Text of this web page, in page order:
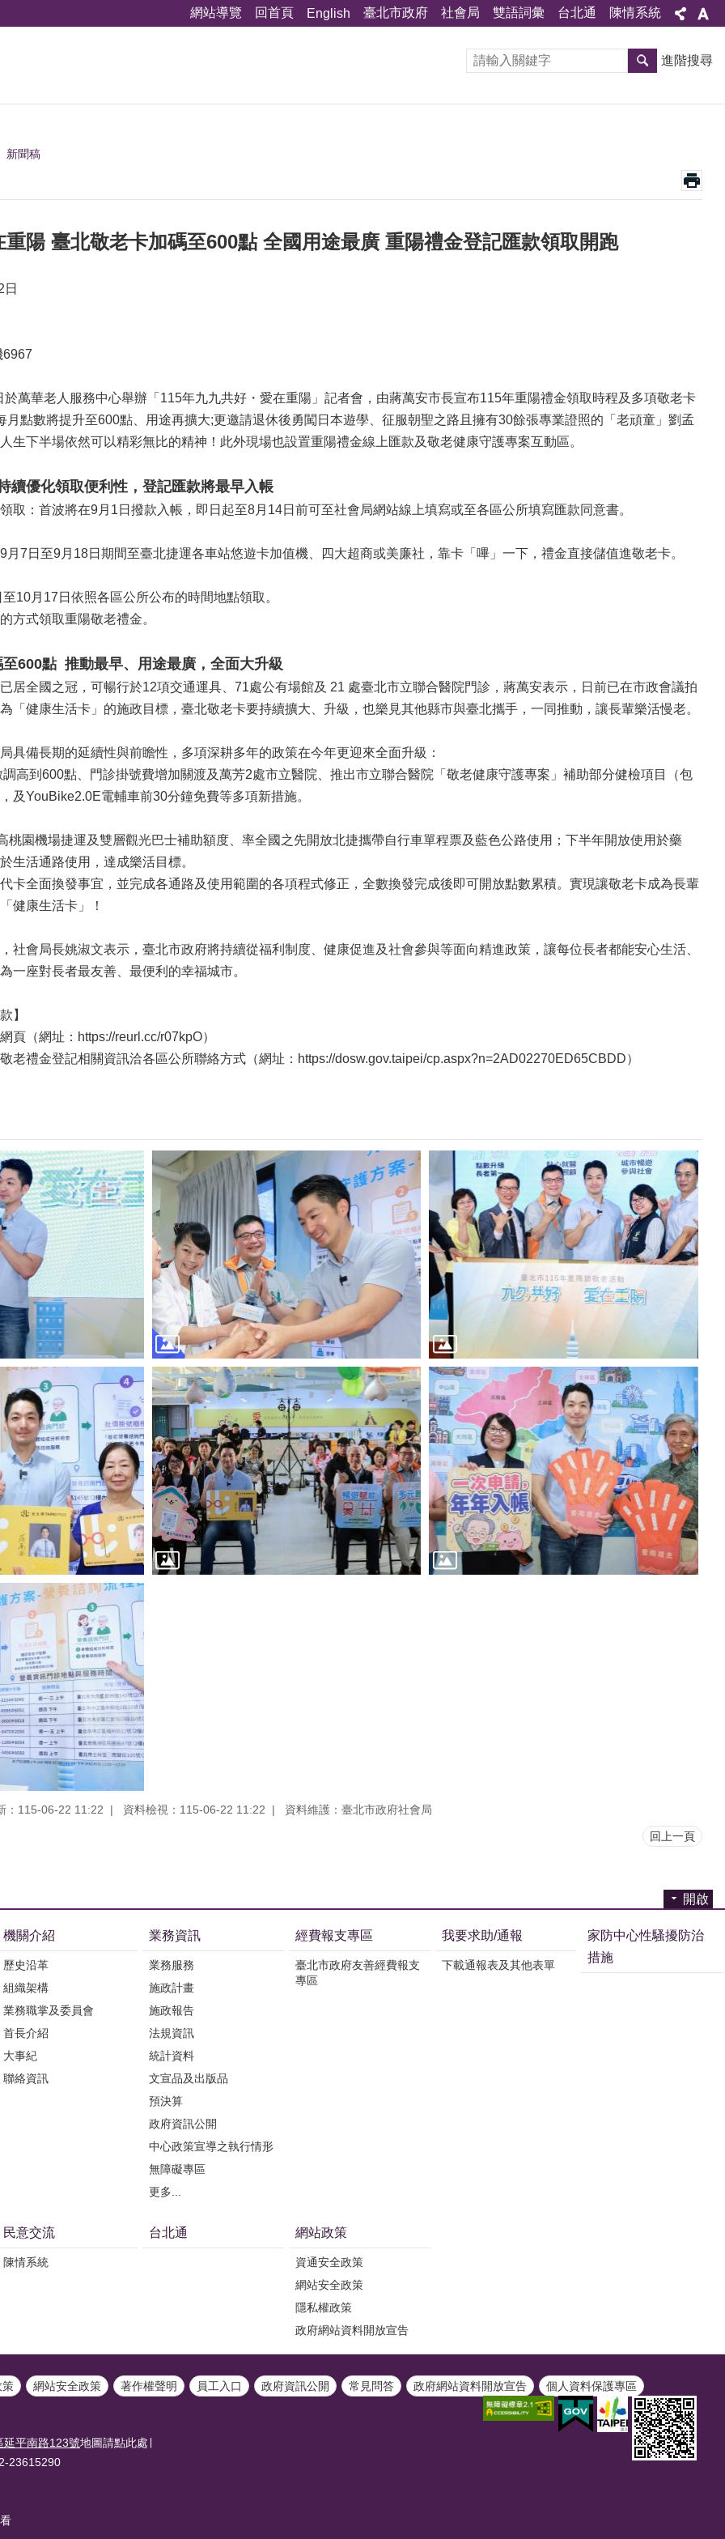
網站導覽 回首頁 English 臺北市政府 社會局 雙語詞彙 台北通 陳情系統
進階搜尋
新聞稿
陽 臺北敬老卡加碼至600點 全國用途最廣 重陽禮金登記匯款領取開跑
6967
萬華老人服務中心舉辦「115年九九共好・愛在重陽」記者會，由蔣萬安市長宣布115年重陽禮金領取時程及多項敬老卡
月點數將提升至600點、用途再擴大;更邀請退休後勇闖日本遊學、征服朝聖之路且擁有30餘張專業證照的「老頑童」劉孟
生下半場依然可以精彩無比的精神！此外現場也設置重陽禮金線上匯款及敬老健康守護專案互動區。
續優化領取便利性，登記匯款將最早入帳
取：首波將在9月1日撥款入帳，即日起至8月14日前可至社會局網站線上填寫或至各區公所填寫匯款同意書。
月7日至9月18日期間至臺北捷運各車站悠遊卡加值機、四大超商或美廉社，靠卡「嗶」一下，禮金直接儲值進敬老卡。
10月17日依照各區公所公布的時間地點領取。
方式領取重陽敬老禮金。
600點 推動最早、用途最廣，全面大升級
居全國之冠，可暢行於12項交通運具、71處公有場館及 21 處臺北市立聯合醫院門診，蔣萬安表示，日前已在市政會議拍
「健康生活卡」的施政目標，臺北敬老卡要持續擴大、升級，也樂見其他縣市與臺北攜手，一同推動，讓長輩樂活慢老。
具備長期的延續性與前瞻性，多項深耕多年的政策在今年更迎來全面升級：
高到600點、門診掛號費增加關渡及萬芳2處市立醫院、推出市立聯合醫院「敬老健康守護專案」補助部分健檢項目（包
及YouBike2.0E電輔車前30分鐘免費等多項新措施。
桃園機場捷運及雙層觀光巴士補助額度、率全國之先開放北捷攜帶自行車單程票及藍色公路使用；下半年開放使用於藥
生活通路使用，達成樂活目標。
卡全面換發事宜，並完成各通路及使用範圍的各項程式修正，全數換發完成後即可開放點數累積。實現讓敬老卡成為長輩
健康生活卡」！
社會局長姚淑文表示，臺北市政府將持續從福利制度、健康促進及社會參與等面向精進政策，讓每位長者都能安心生活、
一座對長者最友善、最便利的幸福城市。
】
頁（網址：https://reurl.cc/r07kpO）
老禮金登記相關資訊洽各區公所聯絡方式（網址：https://dosw.gov.taipei/cp.aspx?n=2AD02270ED65CBDD）
：115-06-22 11:22 資料檢視：115-06-22 11:22 資料維護：臺北市政府社會局
回上一頁
開啟
機關介紹
歷史沿革
組織架構
業務職掌及委員會
首長介紹
大事紀
聯絡資訊
業務資訊
業務服務
施政計畫
施政報告
法規資訊
統計資料
文宣品及出版品
預決算
政府資訊公開
中心政策宣導之執行情形
無障礙專區
更多...
經費報支專區
臺北市政府友善經費報支
專區
我要求助/通報
下載通報表及其他表單
家防中心性騷擾防治
措施
民意交流
陳情系統
台北通 網站政策
資通安全政策
網站安全政策
隱私權政策
政府網站資料開放宣告
策 網站安全政策 著作權聲明 員工入口 政府資訊公開 常見問答 政府網站資料開放宣告 個人資料保護專區
延平南路123號地圖請點此處∣
23615290